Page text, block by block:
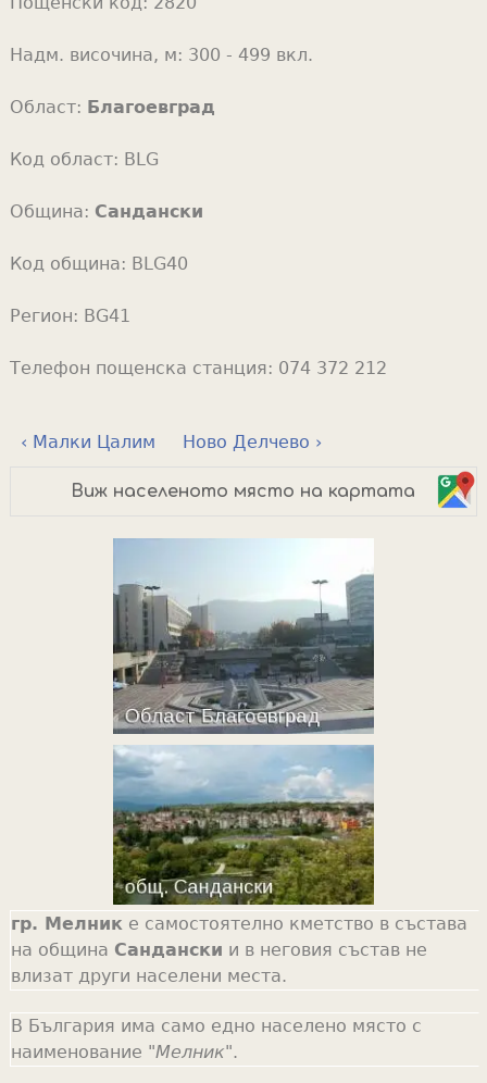
Надм. височина, м: 300 - 499 вкл.
Област: Благоевград
Код област: BLG
Община: Сандански
Код община: BLG40
Регион: BG41
Телефон пощенска станция: 074 372 212
‹ Малки Цалим Ново Делчево ›
Виж населеното място на картата
гр. Мелнике самостоятелно кметство в състава
на община Сандански и в неговия състав не
влизат други населени места.
В България има само едно населено място с
наименование "Мелник".